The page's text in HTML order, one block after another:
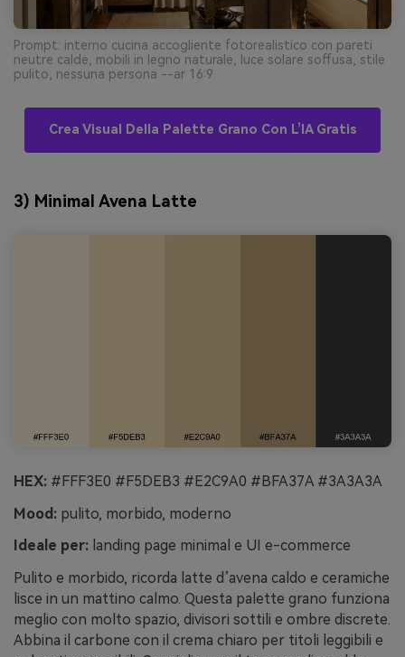
Prompt: interno cucina accogliente fotorealistico con pareti
neutre calde, mobili in legno naturale, luce solare soffusa, stile
pulito, nessuna persona --ar 16:9
Crea Visual Della Palette Grano Con L’IA Gratis
3) Minimal Avena Latte
HEX: #FFF3E0 #F5DEB3 #E2C9A0 #BFA37A #3A3A3A
Mood: pulito, morbido, moderno
Ideale per: landing page minimal e UI e-commerce
Pulito e morbido, ricorda latte d’avena caldo e ceramiche
lisce in un mattino calmo. Questa palette grano funziona
meglio con molto spazio, divisori sottili e ombre discrete.
Abbina il carbone con il crema chiaro per titoli leggibili e